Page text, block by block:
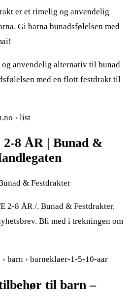
er et rimelig og anvendelig
Gi barna bunadsfølelsen med
anvendelig alternativ til bunad
med en flott festdrakt til
› list
8 ÅR | Bunad &
& Festdrakter
2-8 ÅR /. Bunad & Festdrakter.
Bli med i trekningen om
barn › barneklaer-1-5-10-aar
til barn –